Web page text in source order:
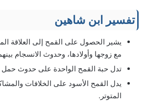
تفسير ابن شاهين
يشير الحصول على القمح إلى العلاقة
مع زوجها وأولادها، وحدوث الانسجام
تدل حبة القمح الواحدة على حدوث حمل
يدل القمح الأسود على الخلافات
المتوتر.